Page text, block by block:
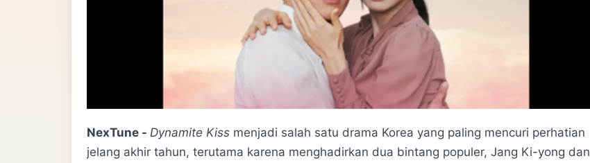
NexTune - Dynamite Kiss menjadi salah satu drama Korea yang paling mencuri perhatian
jelang akhir tahun, terutama karena menghadirkan dua bintang populer, Jang Ki-yong dan